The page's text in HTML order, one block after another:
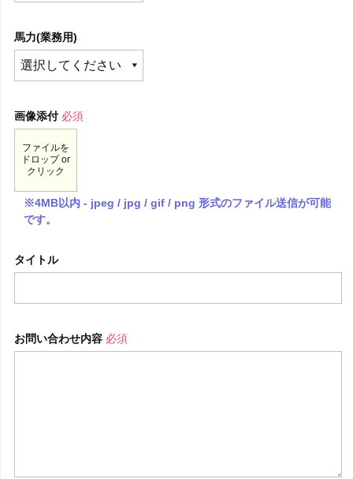
馬力(業務用)
画像添付 必須
ファイルを
ドロップ or
クリック
※4MB以内 - jpeg / jpg / gif / png 形式のファイル送信が可能
です。
タイトル
お問い合わせ内容 必須